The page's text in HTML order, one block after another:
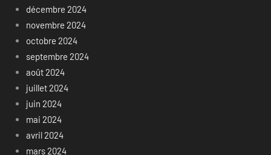
décembre 2024
novembre 2024
octobre 2024
septembre 2024
août 2024
juillet 2024
juin 2024
mai 2024
avril 2024
mars 2024